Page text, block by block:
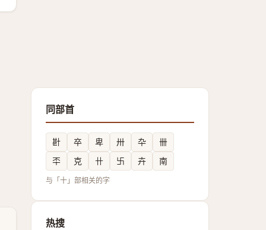
同部首
卙 卒 卑 卅 卆
卌
㔻
克 卄 卐 卉 南
与「十」部相关的字
热搜